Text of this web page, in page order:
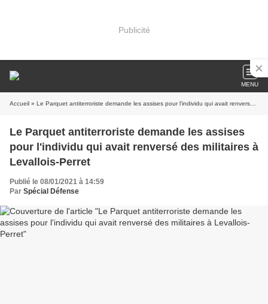
Publicité
MENU
Accueil » Le Parquet antiterroriste demande les assises pour l'individu qui avait renversé des militaires à Levallois-Perret
Le Parquet antiterroriste demande les assises
pour l'individu qui avait renversé des militaires à
Levallois-Perret
Publié le 08/01/2021 à 14:59
Par Spécial Défense